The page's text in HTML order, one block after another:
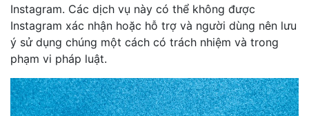
Instagram. Các dịch vụ này có thể không được
Instagram xác nhận hoặc hỗ trợ và người dùng nên lưu
ý sử dụng chúng một cách có trách nhiệm và trong
phạm vi pháp luật.